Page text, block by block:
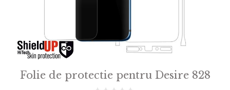
Folie de protectie pentru Desire 828